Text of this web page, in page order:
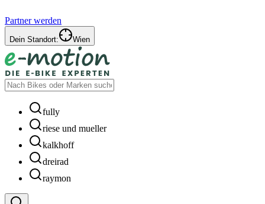
Partner werden
Dein Standort: Wien
fully
riese und mueller
kalkhoff
dreirad
raymon